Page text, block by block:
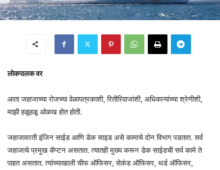
लोकपालक वर
आता जहाजाच्या रोजच्या वेळापत्रकाशी, रितीरिवाजांशी, अधिकाऱ्यांच्या श्रेणीशी,
माझी हळूहळू ओळख होत होती.
जहाजावरती इंजिन साईड आणि डेक साइड असे कामाचे दोन विभाग पडतात. सर्व
जहाजाचे प्रमुख कॅप्टन असतात. त्यातही मुख्य करून डेक साईडची सर्व कामे ते
पाहत असतात. त्यांच्याखाली चीफ ऑफिसर, सेकंड ऑफिसर, थर्ड ऑफिसर,